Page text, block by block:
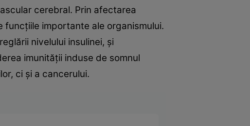
cerebral. Prin afectarea
funcţiile importante ale organismului.
nivelului insulinei, şi
imunităţii induse de somnul
ci şi a cancerului.